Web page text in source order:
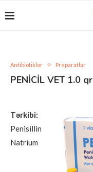
Antibiotiklər Preparatlar
PENİCİL VET 1.0 qr
Tərkibi:
Penisillin
Natrium